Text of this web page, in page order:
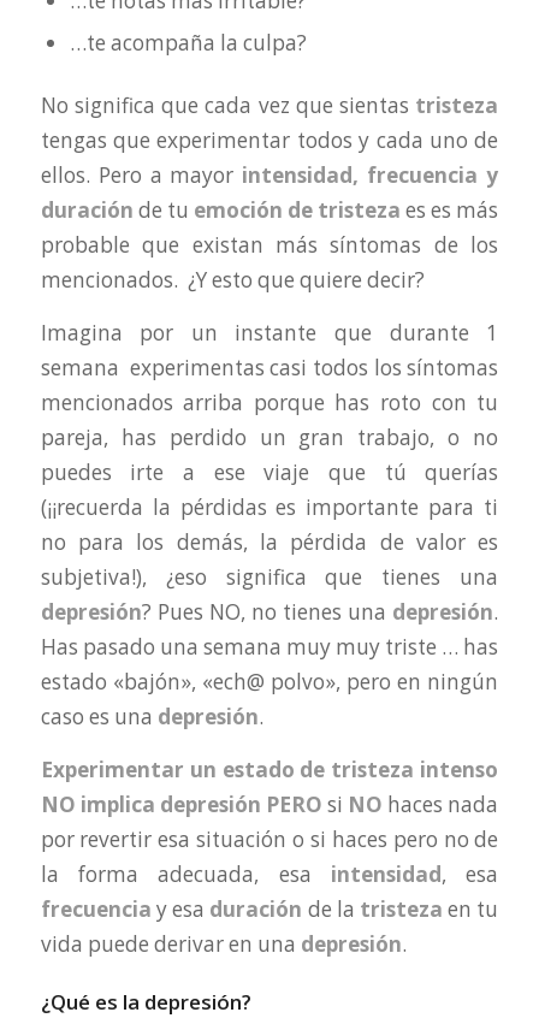
…te acompaña la culpa?
No significa que cada vez que sientas tristeza
tengas que experimentar todos y cada uno de
ellos. Pero a mayor intensidad, frecuencia y
duración de tu emoción de tristeza es es más
probable que existan más síntomas de los
mencionados. ¿Y esto que quiere decir?
Imagina por un instante que durante 1
semana experimentas casi todos los síntomas
mencionados arriba porque has roto con tu
pareja, has perdido un gran trabajo, o no
puedes irte a ese viaje que tú querías
(¡¡recuerda la pérdidas es importante para ti
no para los demás, la pérdida de valor es
subjetiva!), ¿eso significa que tienes una
depresión? Pues NO, no tienes una depresión.
Has pasado una semana muy muy triste … has
estado «bajón», «ech@ polvo», pero en ningún
caso es una depresión.
Experimentar un estado de tristeza intenso
NO implica depresión PERO si NO haces nada
por revertir esa situación o si haces pero no de
la forma adecuada, esa intensidad, esa
frecuencia y esa duración de la tristeza en tu
vida puede derivar en una depresión.
¿Qué es la depresión?